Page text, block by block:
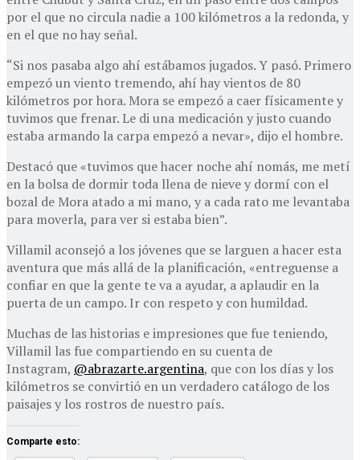
por el que no circula nadie a 100 kilómetros a la redonda, y
en el que no hay señal.
“Si nos pasaba algo ahí estábamos jugados. Y pasó. Primero
empezó un viento tremendo, ahí hay vientos de 80
kilómetros por hora. Mora se empezó a caer físicamente y
tuvimos que frenar. Le di una medicación y justo cuando
estaba armando la carpa empezó a nevar», dijo el hombre.
Destacó que «tuvimos que hacer noche ahí nomás, me metí
en la bolsa de dormir toda llena de nieve y dormí con el
bozal de Mora atado a mi mano, y a cada rato me levantaba
para moverla, para ver si estaba bien”.
Villamil aconsejó a los jóvenes que se larguen a hacer esta
aventura que más allá de la planificación, «entreguense a
confiar en que la gente te va a ayudar, a aplaudir en la
puerta de un campo. Ir con respeto y con humildad.
Muchas de las historias e impresiones que fue teniendo,
Villamil las fue compartiendo en su cuenta de
Instagram, @abrazarte.argentina, que con los días y los
kilómetros se convirtió en un verdadero catálogo de los
paisajes y los rostros de nuestro país.
Comparte esto: